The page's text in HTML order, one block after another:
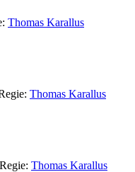
Thomas Karallus
Thomas Karallus
Thomas Karallus